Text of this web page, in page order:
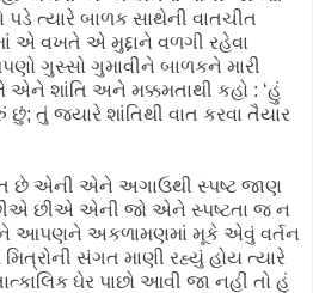
પડે ત્યારે બાળક સાથેની વાતચીત
એ વખતે એ મુદ્દાને વળગી રહેવા
ગુસ્સો ગુમાવીને બાળકને મારી
શાંતિ અને મક્કમતાથી કહો : ‘હું
તું જ્યારે શાંતિથી વાત કરવા તૈયાર
છે એની એને અગાઉથી સ્પષ્ટ જાણ
છીએ એની જો એને સ્પષ્ટતા જ ન
આપણને અકળામણમાં મૂકે એવું વર્તન
સંગત માણી રહ્યું હોય ત્યારે
ઘેર પાછો આવી જા નહીં તો હું